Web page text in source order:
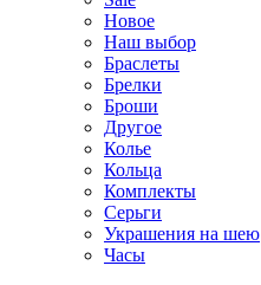
Новое
Наш выбор
Браслеты
Брелки
Броши
Другое
Колье
Кольца
Комплекты
Серьги
Украшения на шею
Часы